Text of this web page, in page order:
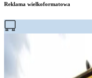
Reklama wielkoformatowa